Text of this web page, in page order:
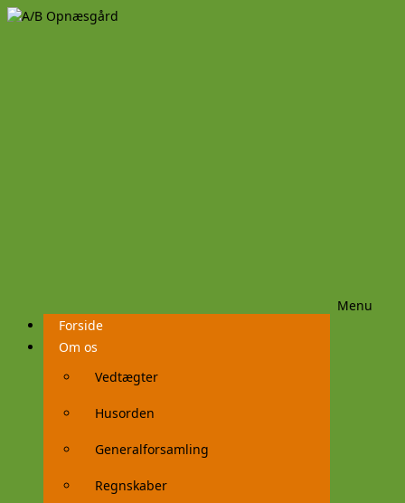
Menu
Videre
til
indhold
Forside
Om os
Vedtægter
Husorden
Generalforsamling
Regnskaber